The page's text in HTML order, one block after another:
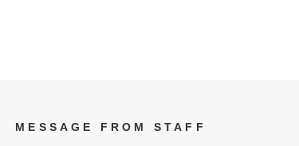
MESSAGE FROM STAFF